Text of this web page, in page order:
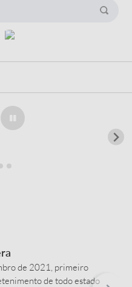
de 2021, primeiro
de todo estado